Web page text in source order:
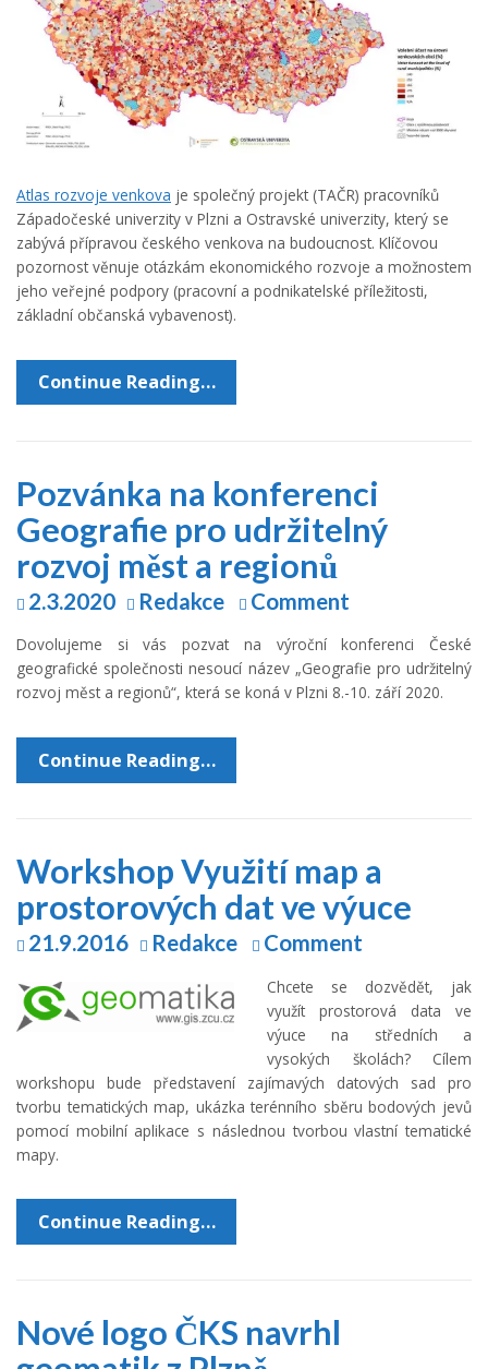
Atlas rozvoje venkova je společný projekt (TAČR) pracovníků
Západočeské univerzity v Plzni a Ostravské univerzity, který se
zabývá přípravou českého venkova na budoucnost. Klíčovou
pozornost věnuje otázkám ekonomického rozvoje a možnostem
jeho veřejné podpory (pracovní a podnikatelské příležitosti,
základní občanská vybavenost).
Continue Reading…
Pozvánka na konferenci
Geografie pro udržitelný
rozvoj měst a regionů
2.3.2020 Redakce Comment
Dovolujeme si vás pozvat na výroční konferenci České
geografické společnosti nesoucí název „Geografie pro udržitelný
rozvoj měst a regionů“, která se koná v Plzni 8.-10. září 2020.
Continue Reading…
Workshop Využití map a
prostorových dat ve výuce
21.9.2016 Redakce Comment
Chcete se dozvědět, jak
využít prostorová data ve
výuce na středních a
vysokých školách? Cílem
workshopu bude představení zajímavých datových sad pro
tvorbu tematických map, ukázka terénního sběru bodových jevů
pomocí mobilní aplikace s následnou tvorbou vlastní tematické
mapy.
Continue Reading…
Nové logo ČKS navrhl